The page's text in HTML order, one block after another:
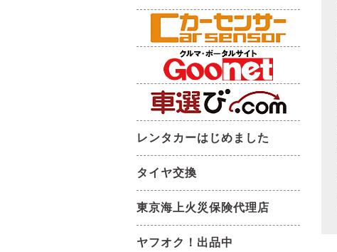
レンタカーはじめました
タイヤ交換
東京海上火災保険代理店
ヤフオク！出品中